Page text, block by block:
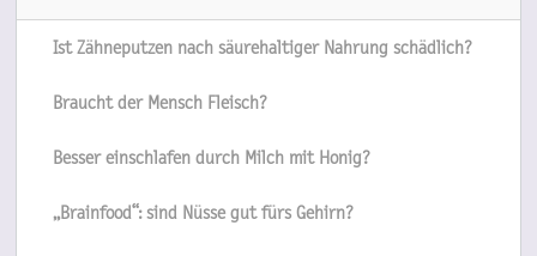
Ist Zähneputzen nach säurehaltiger Nahrung schädlich?
Braucht der Mensch Fleisch?
Besser einschlafen durch Milch mit Honig?
„Brainfood“: sind Nüsse gut fürs Gehirn?